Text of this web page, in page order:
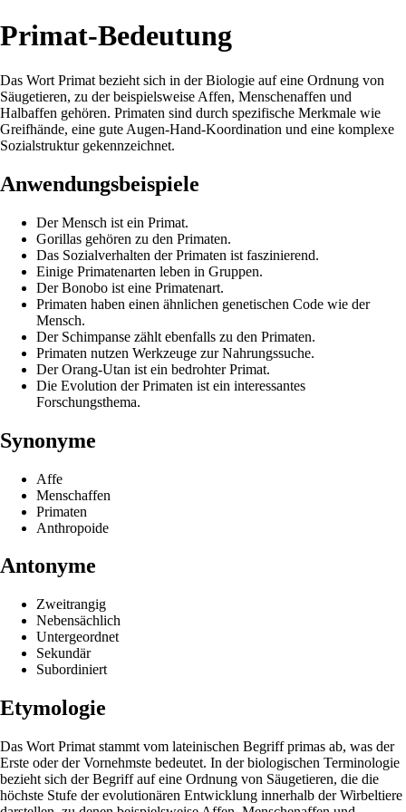
Primat-Bedeutung
Das Wort Primat bezieht sich in der Biologie auf eine Ordnung von
Säugetieren, zu der beispielsweise Affen, Menschenaffen und
Halbaffen gehören. Primaten sind durch spezifische Merkmale wie
Greifhände, eine gute Augen-Hand-Koordination und eine komplexe
Sozialstruktur gekennzeichnet.
Anwendungsbeispiele
Der Mensch ist ein Primat.
Gorillas gehören zu den Primaten.
Das Sozialverhalten der Primaten ist faszinierend.
Einige Primatenarten leben in Gruppen.
Der Bonobo ist eine Primatenart.
Primaten haben einen ähnlichen genetischen Code wie der
Mensch.
Der Schimpanse zählt ebenfalls zu den Primaten.
Primaten nutzen Werkzeuge zur Nahrungssuche.
Der Orang-Utan ist ein bedrohter Primat.
Die Evolution der Primaten ist ein interessantes
Forschungsthema.
Synonyme
Affe
Menschaffen
Primaten
Anthropoide
Antonyme
Zweitrangig
Nebensächlich
Untergeordnet
Sekundär
Subordiniert
Etymologie
Das Wort Primat stammt vom lateinischen Begriff primas ab, was der
Erste oder der Vornehmste bedeutet. In der biologischen Terminologie
bezieht sich der Begriff auf eine Ordnung von Säugetieren, die die
höchste Stufe der evolutionären Entwicklung innerhalb der Wirbeltiere